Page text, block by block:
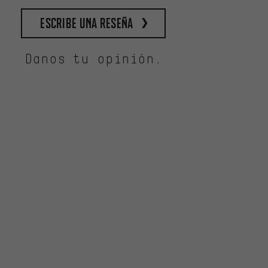
escribe una reseña
Danos tu opinión.